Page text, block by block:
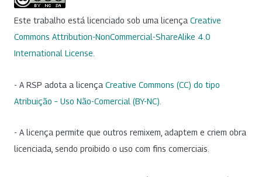
Este trabalho está licenciado sob uma licença Creative
Commons Attribution-NonCommercial-ShareAlike 4.0
International License
- A RSP adota a licença Creative Commons (CC) do tipo
Atribuição – Uso Não-Comercial (BY-NC)
- A licença permite que outros remixem, adaptem e criem obra
licenciada, sendo proibido o uso com fins comerciais.